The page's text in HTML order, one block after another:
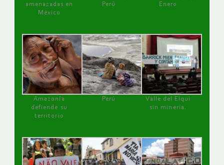
amenazadas en
México
Perú
Enero
Amazonía
defiende su
territorio
Perú
Valle del Elqui
sin minería.